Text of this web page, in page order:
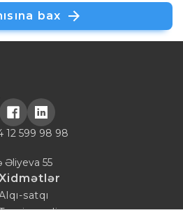
bax
12 599 98 98
Əliyeva 55
satqı
və dizayn